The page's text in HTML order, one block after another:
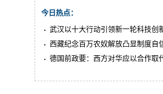
今日热点：
武汉以十大行动引领新一轮科技创
西藏纪念百万农奴解放凸显制度自
德国前政要：西方对华应以合作取